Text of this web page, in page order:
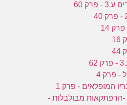
-הרפתקאות מבולבלות -